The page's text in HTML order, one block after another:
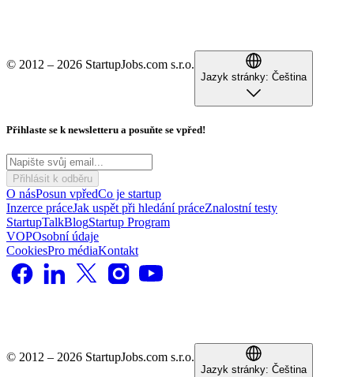
© 2012 – 2026 StartupJobs.com s.r.o.
Jazyk stránky: Čeština
Přihlaste se k newsletteru a posuňte se vpřed!
Přihlásit k odběru
O násPosun vpředCo je startup
Inzerce práceJak uspět při hledání práceZnalostní testy
StartupTalkBlogStartup Program
VOPOsobní údaje
CookiesPro médiaKontakt
© 2012 – 2026 StartupJobs.com s.r.o.
Jazyk stránky: Čeština